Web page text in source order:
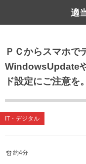
適
ＰＣからスマホで
WindowsUpdate
ド設定にご注意を。
IT・デジタル
約4分